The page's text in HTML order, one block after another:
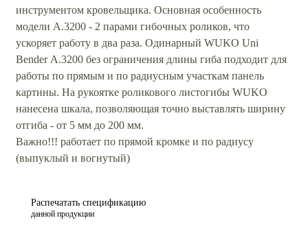
инструментом кровельщика. Основная особенность
модели А.3200 - 2 парами гибочных роликов, что
ускоряет работу в два раза. Одинарный WUKO Uni
Bender А.3200 без ограничения длины гиба подходит для
работы по прямым и по радиусным участкам панель
картины. На рукоятке роликового листогибы WUKO
нанесена шкала, позволяющая точно выставлять ширину
отгиба - от 5 мм до 200 мм.
Важно!!! работает по прямой кромке и по радиусу
(выпуклый и вогнутый)
Распечатать спецификацию
данной продукции